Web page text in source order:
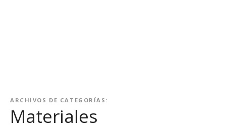
ARCHIVOS DE CATEGORÍAS:
Materiales